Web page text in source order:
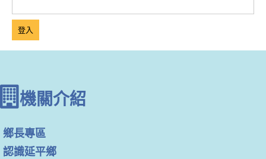
登入
機關介紹
鄉長專區
認識延平鄉